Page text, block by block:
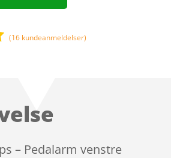
(16 kundeanmeldelser)
– Pedalarm venstre